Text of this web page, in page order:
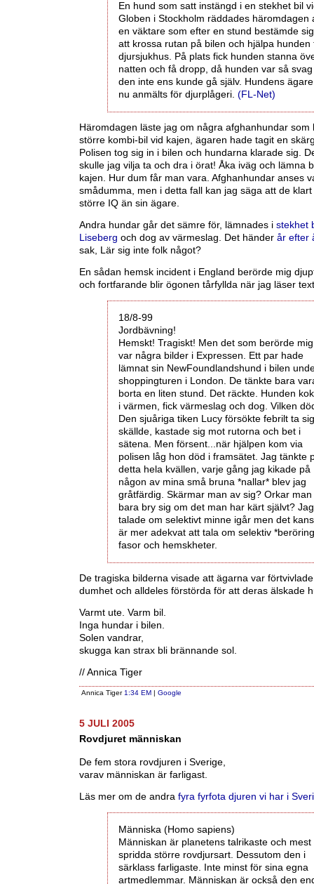
En hund som satt instängd i en stekhet bil
Globen i Stockholm räddades häromdagen
en väktare som efter en stund bestämde
att krossa rutan på bilen och hjälpa hunden
djursjukhus. På plats fick hunden stanna
natten och få dropp, då hunden var så
den inte ens kunde gå själv. Hundens
nu anmälts för djurplågeri. (FL-Net)
Häromdagen läste jag om några afghanhundar som
större kombi-bil vid kajen, ägaren hade tagit en
Polisen tog sig in i bilen och hundarna klarade sig.
skulle jag vilja ta och dra i örat! Åka iväg och lämna
kajen. Hur dum får man vara. Afghanhundar anses
smådumma, men i detta fall kan jag säga att de
större IQ än sin ägare.
Andra hundar går det sämre för, lämnades i stekhet
Liseberg och dog av värmeslag. Det händer år efter
sak, Lär sig inte folk något?
En sådan hemsk incident i England berörde mig
och fortfarande blir ögonen tårfyllda när jag läser
18/8-99
Jordbävning!
Hemskt! Tragiskt! Men det som berörde
var några bilder i Expressen. Ett par hade
lämnat sin NewFoundlandshund i bilen
shoppingturen i London. De tänkte bara
borta en liten stund. Det räckte. Hunden
i värmen, fick värmeslag och dog. Vilken
Den sjuåriga tiken Lucy försökte febrilt ta
skällde, kastade sig mot rutorna och bet i
sätena. Men försent...när hjälpen kom via
polisen låg hon död i framsätet. Jag tänkte
detta hela kvällen, varje gång jag kikade på
någon av mina små bruna *nallar* blev jag
gråtfärdig. Skärmar man av sig? Orkar man
bara bry sig om det man har kärt självt? Jag
talade om selektivt minne igår men det
är mer adekvat att tala om selektiv
fasor och hemskheter.
De tragiska bilderna visade att ägarna var
dumhet och alldeles förstörda för att deras älskade
Varmt ute. Varm bil.
Inga hundar i bilen.
Solen vandrar,
skugga kan strax bli brännande sol.
// Annica Tiger
Annica Tiger 1:34 EM | Google
5 JULI 2005
Rovdjuret människan
De fem stora rovdjuren i Sverige,
varav människan är farligast.
Läs mer om de andra fyra fyrfota djuren vi har i
Människa (Homo sapiens)
Människan är planetens talrikaste och mest
spridda större rovdjursart. Dessutom den i
särklass farligaste. Inte minst för sina egna
artmedlemmar. Människan är också den